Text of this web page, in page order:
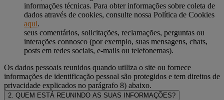
informações técnicas. Para obter informações sobre coleta de
dados através de cookies, consulte nossa Política de Cookies
aqui.
seus comentários, solicitações, reclamações, perguntas ou
interações connosco (por exemplo, suas mensagens, chats,
posts em redes sociais, e-mails ou telefonemas).
Os dados pessoais reunidos quando utiliza o site ou fornece
informações de identificação pessoal são protegidos e tem direitos de
privacidade explicados no parágrafo 8) abaixo.
2. QUEM ESTÁ REUNINDO AS SUAS INFORMAÇÕES?